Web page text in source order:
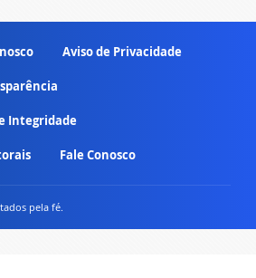
Aviso de Privacidade
Integridade
Fale Conosco
pela fé.